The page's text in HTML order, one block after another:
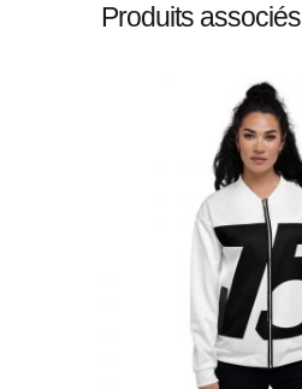
Produits associés